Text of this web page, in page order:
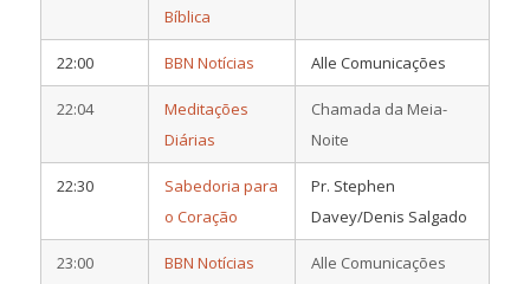
Bíblica
22:00 BBN Notícias Alle Comunicações
22:04
Meditações
Diárias
Chamada da Meia-
Noite
22:30
Sabedoria para
o Coração
Pr. Stephen
Davey/Denis Salgado
23:00 BBN Notícias Alle Comunicações